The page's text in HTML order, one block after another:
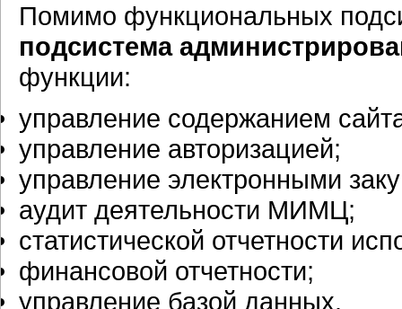
Помимо функциональных
подсистема
функции:
управление содержанием
управление авторизацией;
управление электронными
аудит деятельности МИМЦ;
статистической отчетности
финансовой отчетности;
управление базой данных.